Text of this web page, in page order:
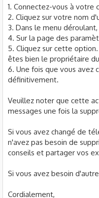
1. Connectez-vous à votre
2. Cliquez sur votre nom
3. Dans le menu
4. Sur la page des
5. Cliquez sur cette
êtes bien le propriétaire
6. Une fois que vous avez
définitivement.
Veuillez noter que cette
messages une fois la
Si vous avez changé de
n'avez pas besoin de
conseils et partager vos
Si vous avez besoin
Cordialement,